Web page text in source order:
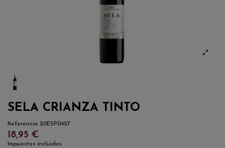
SELA CRIANZA TINTO
Referencia 20ESP0427
18,95 €
Impuestos incluidos